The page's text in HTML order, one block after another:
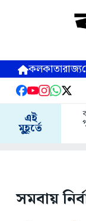
কলকাতারাজ্য
এই
মুহূর্তে
সমবায়